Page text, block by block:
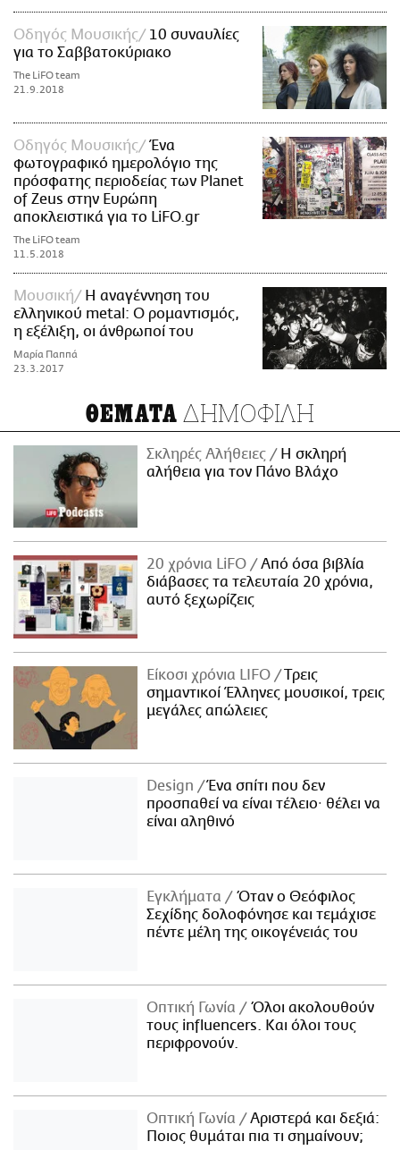
Οδηγός Μουσικής
10 συναυλίες
για το Σαββατοκύριακο
The LiFO team
21.9.2018
Οδηγός Μουσικής
Ένα
φωτογραφικό ημερολόγιο της
πρόσφατης περιοδείας των Planet
of Zeus στην Ευρώπη
αποκλειστικά για το LiFO.gr
The LiFO team
11.5.2018
Μουσική
Η αναγέννηση του
ελληνικού metal: Ο ρομαντισμός,
η εξέλιξη, οι άνθρωποί του
Μαρία Παππά
23.3.2017
ΘΕΜΑΤΑ ΔΗΜΟΦΙΛΗ
Σκληρές Αλήθειες
H σκληρή
αλήθεια για τον Πάνο Βλάχο
20 χρόνια LiFO
Από όσα βιβλία
διάβασες τα τελευταία 20 χρόνια,
αυτό ξεχωρίζεις
Είκοσι χρόνια LIFO
Tρεις
σημαντικοί Έλληνες μουσικοί, τρεις
μεγάλες απώλειες
Design
Ένα σπίτι που δεν
προσπαθεί να είναι τέλειο· θέλει να
είναι αληθινό
Εγκλήματα
Όταν ο Θεόφιλος
Σεχίδης δολοφόνησε και τεμάχισε
πέντε μέλη της οικογένειάς του
Οπτική Γωνία
Όλοι ακολουθούν
τους influencers. Και όλοι τους
περιφρονούν.
Οπτική Γωνία
Αριστερά και δεξιά:
Ποιος θυμάται πια τι σημαίνουν;